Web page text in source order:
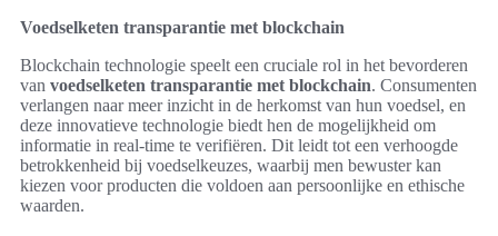
Voedselketen transparantie met blockchain
Blockchain technologie speelt een cruciale rol in het bevorderen
van voedselketen transparantie met blockchain. Consumenten
verlangen naar meer inzicht in de herkomst van hun voedsel, en
deze innovatieve technologie biedt hen de mogelijkheid om
informatie in real-time te verifiëren. Dit leidt tot een verhoogde
betrokkenheid bij voedselkeuzes, waarbij men bewuster kan
kiezen voor producten die voldoen aan persoonlijke en ethische
waarden.